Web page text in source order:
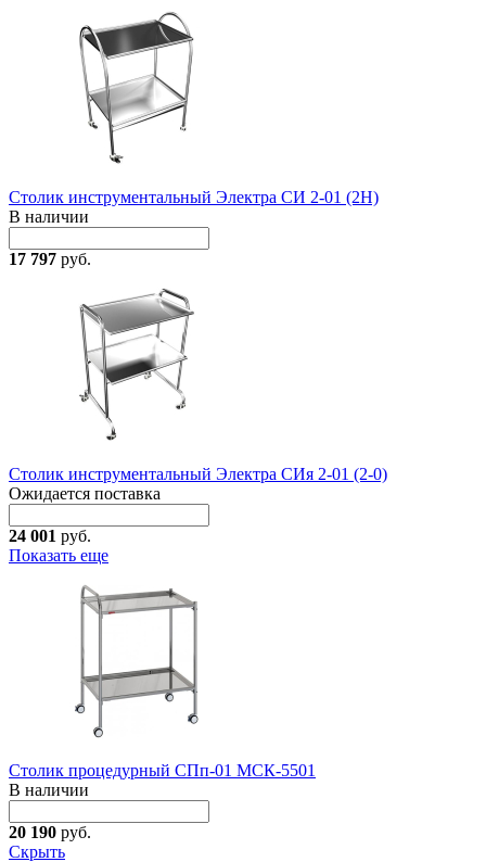
Столик инструментальный Электра СИ 2-01 (2Н)
В наличии
17 797 руб.
Столик инструментальный Электра СИя 2-01 (2-0)
Ожидается поставка
24 001 руб.
Показать еще
Столик процедурный СПп-01 МСК-5501
В наличии
20 190 руб.
Скрыть